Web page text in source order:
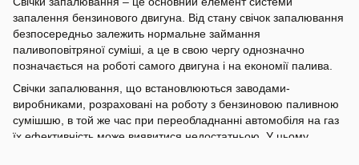
запалення бензинового двигуна. Від стану свічок запалювання
безпосередньо залежить нормальне займання
паливоповітряної суміші, а це в свою чергу однозначно
позначається на роботі самого двигуна і на економії палива.
Свічки запалювання, що встановлюються заводами-
виробниками, розраховані на роботу з бензиновою паливною
сумішшю, в той же час при переобладнанні автомобіля на газ
їх ефективність може виявитися недостатньою. У цьому